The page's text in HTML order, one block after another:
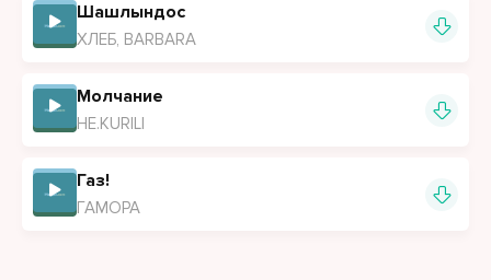
Шашлындос
ХЛЕБ, BARBARA
Молчание
НЕ.KURILI
Газ!
ГАМОРА